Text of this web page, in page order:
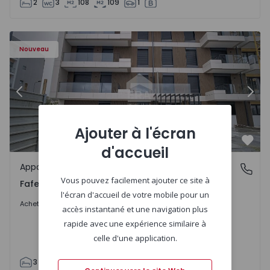
2 3 108 109 1
Nouveau
Appartement T3 Fafe - 1575131 - 58
Précédent
Fafe, Braga
Appartement
Fafe, Braga
Acheter 407.950 €
3 2 305 305 2 1
Ajouter à l'écran
d'accueil
Vous pouvez facilement ajouter ce site à
l'écran d'accueil de votre mobile pour un
accès instantané et une navigation plus
rapide avec une expérience similaire à
celle d'une application.